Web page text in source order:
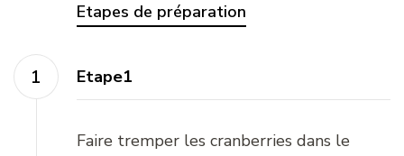
Etapes de préparation
Etape1
Faire tremper les cranberries dans le